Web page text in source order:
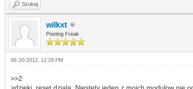
Szukaj
wilkxt
Posting Freak
06-20-2012, 12:28 PM
>>2